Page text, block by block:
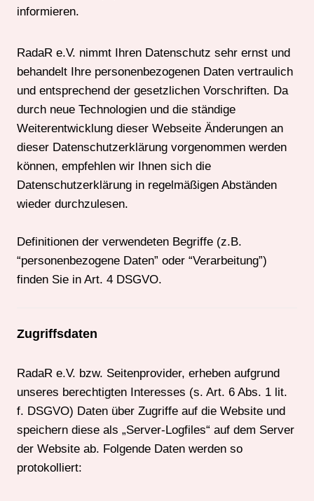
informieren.
RadaR e.V. nimmt Ihren Datenschutz sehr ernst und
behandelt Ihre personenbezogenen Daten vertraulich
und entsprechend der gesetzlichen Vorschriften. Da
durch neue Technologien und die ständige
Weiterentwicklung dieser Webseite Änderungen an
dieser Datenschutzerklärung vorgenommen werden
können, empfehlen wir Ihnen sich die
Datenschutzerklärung in regelmäßigen Abständen
wieder durchzulesen.
Definitionen der verwendeten Begriffe (z.B.
“personenbezogene Daten” oder “Verarbeitung”)
finden Sie in Art. 4 DSGVO.
Zugriffsdaten
RadaR e.V. bzw. Seitenprovider, erheben aufgrund
unseres berechtigten Interesses (s. Art. 6 Abs. 1 lit.
f. DSGVO) Daten über Zugriffe auf die Website und
speichern diese als „Server-Logfiles“ auf dem Server
der Website ab. Folgende Daten werden so
protokolliert: